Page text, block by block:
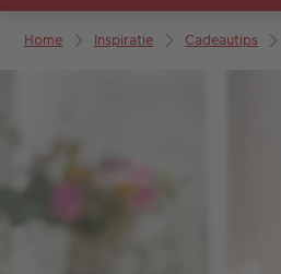
Home Inspiratie Cadeautips